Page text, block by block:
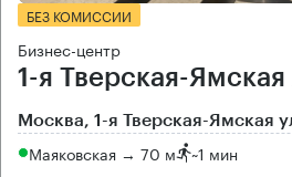
БЕЗ КОМИССИИ
Бизнес-центр
1-я Тверская-Ямская
Москва, 1-я Тверская-Ямская
Маяковская → 70 м ~1 мин